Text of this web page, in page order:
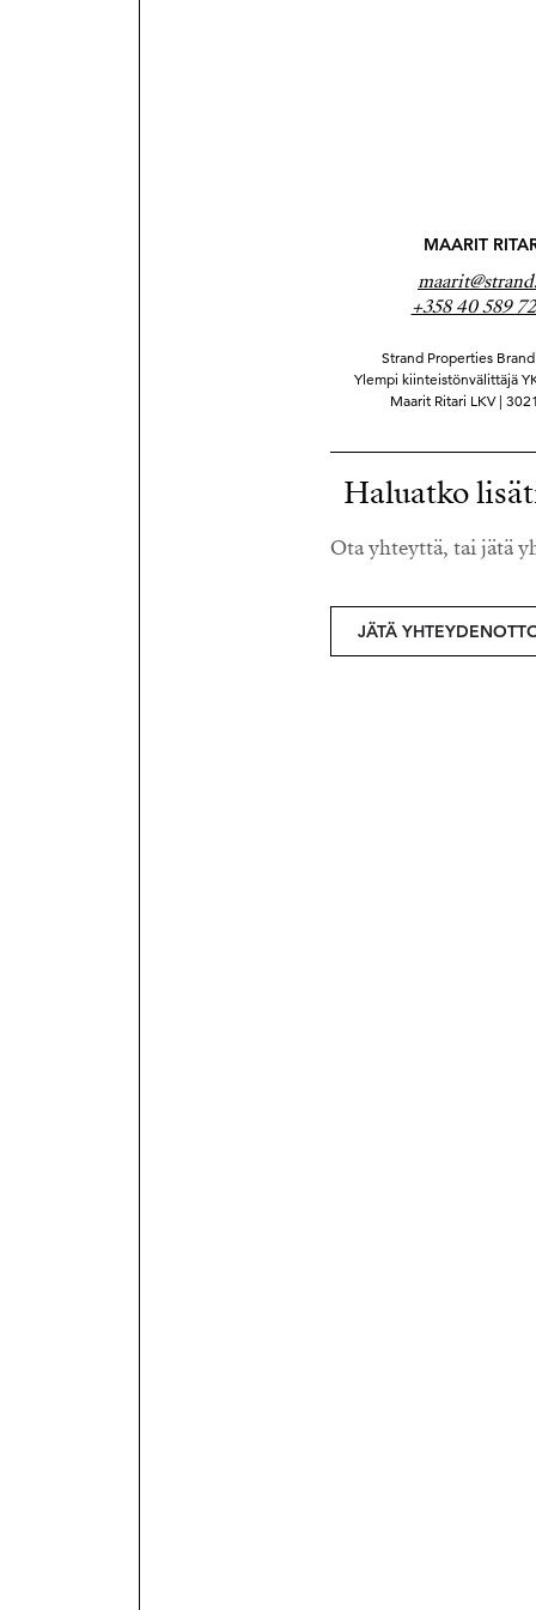
MAARIT
+358 40 589
Strand Properties
Ylempi kiinteistönvälittäjä
Maarit Ritari LKV |
Haluatko
Ota yhteyttä, tai jätä
JÄTÄ